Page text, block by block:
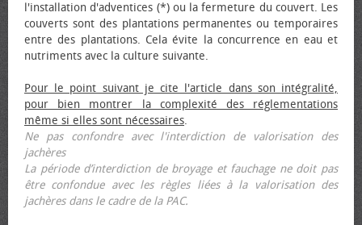
l'installation d'adventices (*) ou la fermeture du couvert. Les
couverts sont des plantations permanentes ou temporaires
entre des plantations. Cela évite la concurrence en eau et
nutriments avec la culture suivante.
Pour le point suivant je cite l'article dans son intégralité,
pour bien montrer la complexité des réglementations
même si elles sont nécessaires.
Ne pas confondre avec l'interdiction de valorisation des
jachères
La période d’interdiction de broyage et fauchage ne doit pas
être confondue avec les règles liées à la valorisation des
jachères dans le cadre de la PAC.